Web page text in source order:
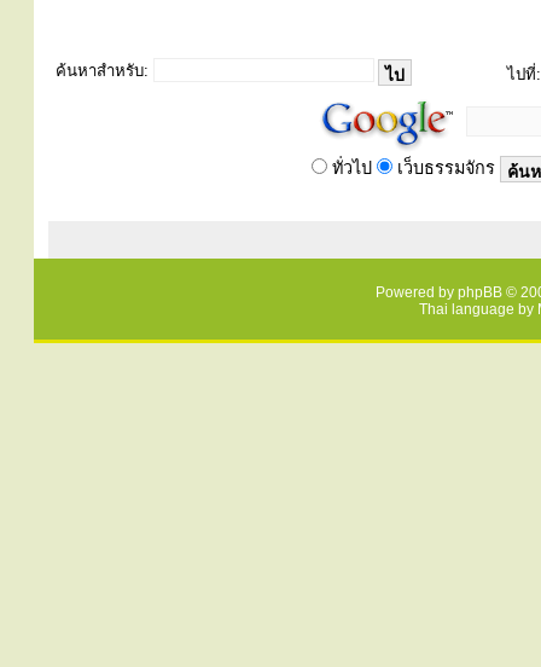
ค้นหาสำหรับ: ไปที่:
ทั่วไป เว็บธรรมจักร
Powered by phpBB ©
Thai language by